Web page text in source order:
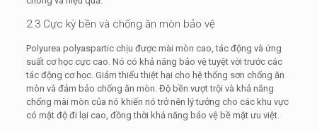
2.3 Cực kỳ bền và chống ăn mòn bảo vệ
Polyurea polyaspartic chịu được mài mòn cao, tác động và ứng
suất cơ học cực cao. Nó có khả năng bảo vệ tuyệt vời trước các
tác động cơ học. Giảm thiểu thiệt hại cho hệ thống sơn chống ăn
mòn và đảm bảo chống ăn mòn. Độ bền vượt trội và khả năng
chống mài mòn của nó khiến nó trở nên lý tưởng cho các khu vực
có mật độ đi lại cao, đồng thời khả năng bảo vệ bề mặt ưu việt.